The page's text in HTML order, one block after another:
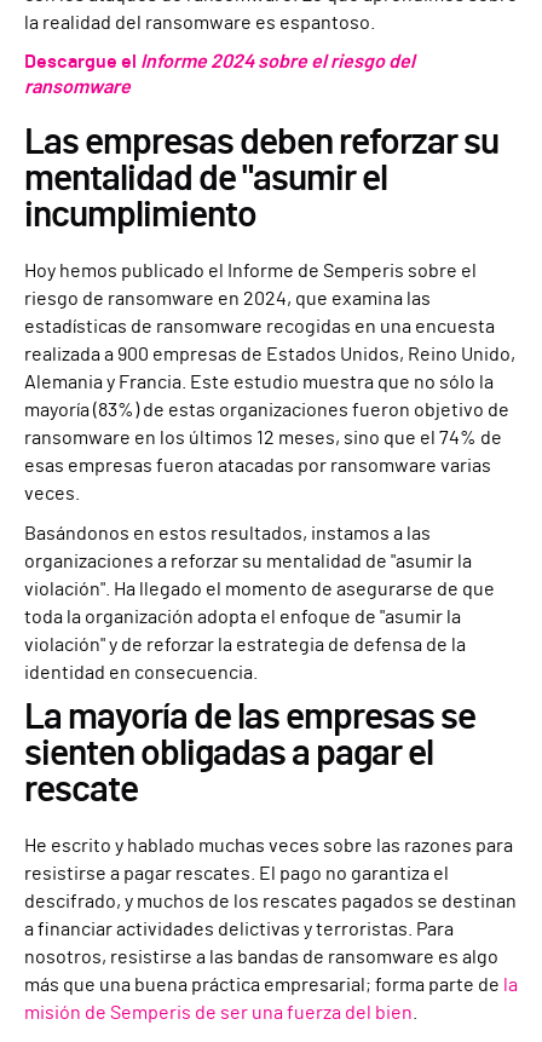
la realidad del ransomware es espantoso.
Descargue el Informe 2024 sobre el riesgo del
ransomware
Las empresas deben reforzar su
mentalidad de "asumir el
incumplimiento
Hoy hemos publicado el Informe de Semperis sobre el
riesgo de ransomware en 2024, que examina las
estadísticas de ransomware recogidas en una encuesta
realizada a 900 empresas de Estados Unidos, Reino Unido,
Alemania y Francia. Este estudio muestra que no sólo la
mayoría (83%) de estas organizaciones fueron objetivo de
ransomware en los últimos 12 meses, sino que el 74% de
esas empresas fueron atacadas por ransomware varias
veces.
Basándonos en estos resultados, instamos a las
organizaciones a reforzar su mentalidad de "asumir la
violación". Ha llegado el momento de asegurarse de que
toda la organización adopta el enfoque de "asumir la
violación" y de reforzar la estrategia de defensa de la
identidad en consecuencia.
La mayoría de las empresas se
sienten obligadas a pagar el
rescate
He escrito y hablado muchas veces sobre las razones para
resistirse a pagar rescates. El pago no garantiza el
descifrado, y muchos de los rescates pagados se destinan
a financiar actividades delictivas y terroristas. Para
nosotros, resistirse a las bandas de ransomware es algo
más que una buena práctica empresarial; forma parte de la
misión de Semperis de ser una fuerza del bien